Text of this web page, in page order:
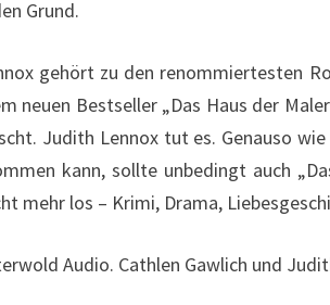
Grund.
gehört zu den renommiertesten
neuen Bestseller „Das Haus der
Judith Lennox tut es. Genauso
kann, sollte unbedingt auch
mehr los – Krimi, Drama,
Audio. Cathlen Gawlich und